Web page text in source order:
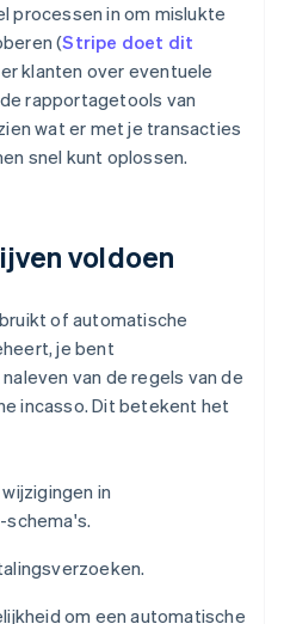
processen in om mislukte
(Stripe doet dit
klanten over eventuele
rapportagetools van
wat er met je transacties
snel kunt oplossen.
voldoen
of automatische
je bent
van de regels van de
incasso. Dit betekent het
in
om een automatische